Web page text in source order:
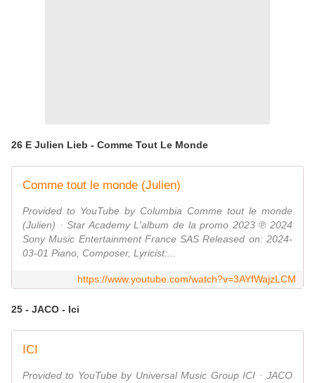
26 E Julien Lieb - Comme Tout Le Monde
Comme tout le monde (Julien)
Provided to YouTube by Columbia Comme tout le monde
(Julien) · Star Academy L'album de la promo 2023 ℗ 2024
Sony Music Entertainment France SAS Released on: 2024-
03-01 Piano, Composer, Lyricist:...
https://www.youtube.com/watch?v=3AYfWajzLCM
25 - JACO - Ici
ICI
Provided to YouTube by Universal Music Group ICI · JACO